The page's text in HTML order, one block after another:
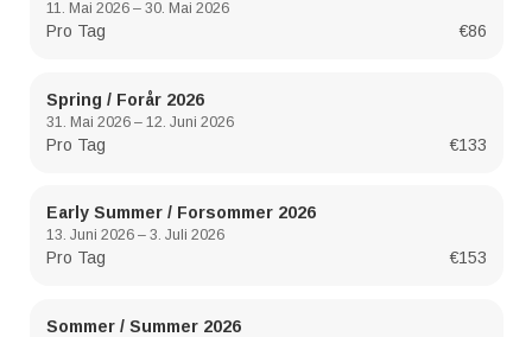
11. Mai 2026 – 30. Mai 2026
Pro Tag €86
Spring / Forår 2026
31. Mai 2026 – 12. Juni 2026
Pro Tag €133
Early Summer / Forsommer 2026
13. Juni 2026 – 3. Juli 2026
Pro Tag €153
Sommer / Summer 2026